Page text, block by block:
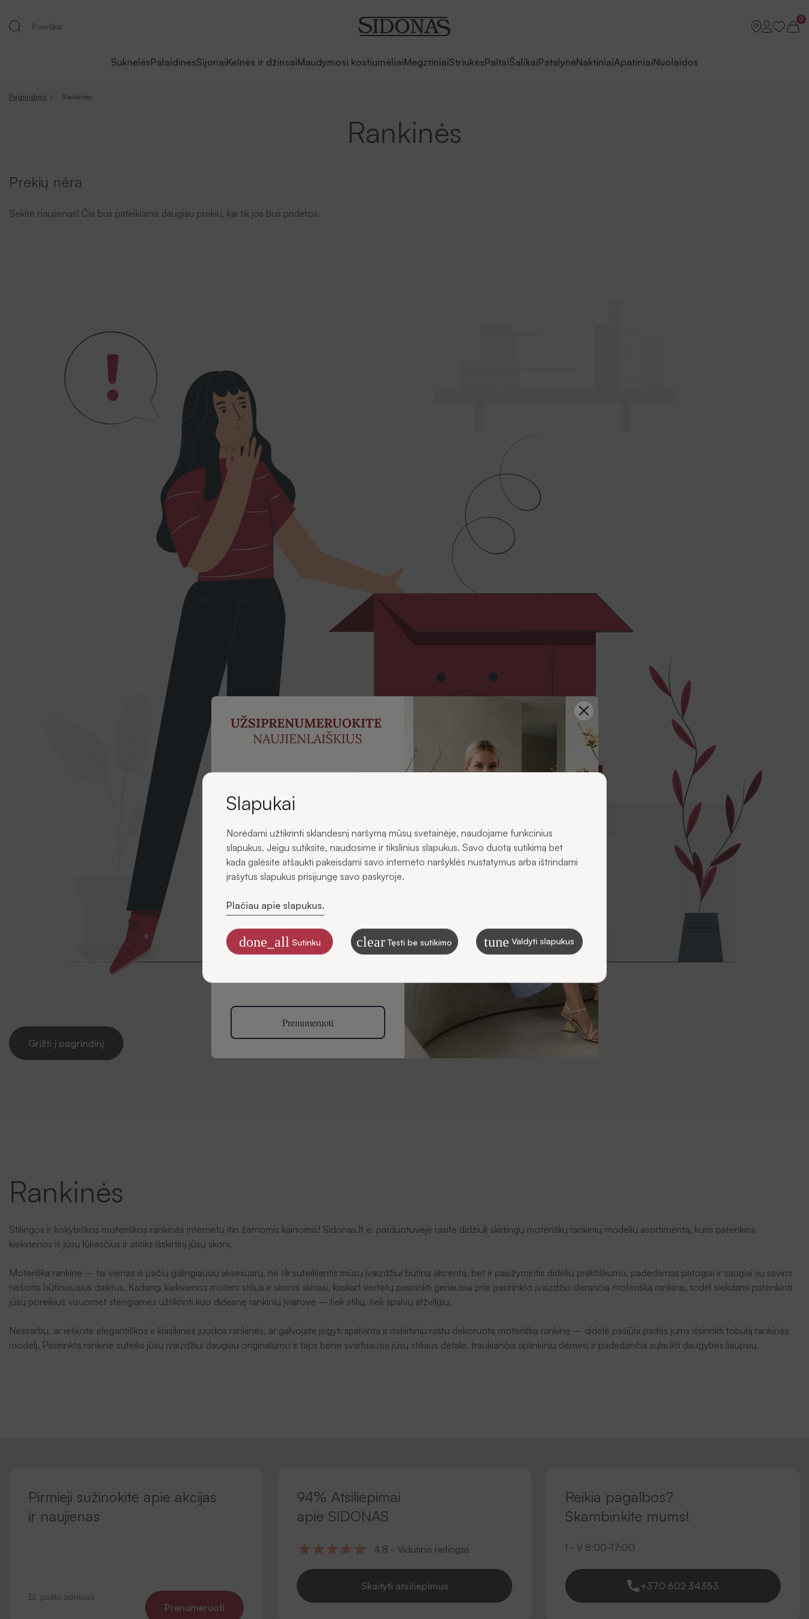
0
SuknelėsPalaidinėsSijonaiKelnės ir džinsaiMaudymosi kostiumėliaiMegztiniaiStriukėsPaltaiŠalikaiPatalynėNaktiniaiApatiniaiNuolaidos
Pagrindinis Rankinės
Rankinės
Prekių nėra
Sekite naujienas! Čia bus pateikiama daugiau prekių, kai tik jos bus pridėtos.
Grįžti į pagrindinį
Rankinės
Stilingos ir kokybiškos moteriškos rankinės internetu itin žemomis kainomis! Sidonas.lt e. parduotuvėje rasite didžiulį skirtingų moteriškų rankinių modelių asortimentą, kuris patenkins
kiekvienos iš jūsų lūkesčius ir atitiks išskirtinį jūsų skonį.
Moteriška rankinė – tai vienas iš pačių galingiausių aksesuarų, ne tik suteikiantis mūsų įvaizdžiui būtiną akcentą, bet ir pasižymintis dideliu praktiškumu, padėdamas patogiai ir saugiai su savimi
nešiotis būtiniausius daiktus. Kadangi kiekvienos moters stilius ir skonis skiriasi, kaskart vertėtų pasirinkti geriausiai prie pasirinkto įvaizdžio derančią moterišką rankinę, todėl siekdami patenkinti
jūsų poreikius visuomet stengiamės užtikrinti kuo didesnę rankinių įvairovę – tiek stilių, tiek spalvų atžvilgiu.
Nesvarbu, ar ieškote elegantiškos ir klasikinės juodos rankinės, ar galvojate įsigyti spalvintą ir išskirtiniu raštu dekoruotą moterišką rankinę – didelė pasiūla padės jums išsirinkti tobulą rankinės
modelį. Pasirinkta rankinė suteiks jūsų įvaizdžiui daugiau originalumo ir taps bene svarbiausia jūsų stiliaus detale, traukiančia aplinkinių dėmesį ir padedančia sulaukti daugybės liaupsių.
Pirmieji sužinokite apie akcijas
ir naujienas
Prenumeruoti
94% Atsiliepimai
apie SIDONAS
4.8 - Vidutinis reitingas
Skaityti atsiliepimus
Reikia pagalbos?
Skambinkite mums!
I - V 8:00-17:00
+370 602 34353
UŽSIPRENUMERUOKITE
NAUJIENLAIŠKIUS
El. paštas
Sutinku gauti SIDONO naujienas
Informaciją, kaip tvarkome duomenis
Prenumeruoti
Slapukai
Norėdami užtikrinti sklandesnį naršymą mūsų svetainėje, naudojame funkcinius
slapukus. Jeigu sutiksite, naudosime ir tikslinius slapukus. Savo duotą sutikimą bet
kada galėsite atšaukti pakeisdami savo interneto naršyklės nustatymus arba ištrindami
įrašytus slapukus prisijungę savo paskyroje.
Plačiau apie slapukus.
done_all Sutinku clear Tęsti be sutikimo tune Valdyti slapukus